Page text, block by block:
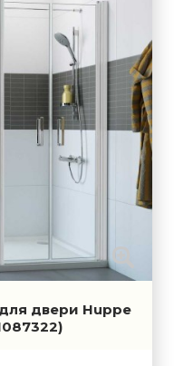
двери Huppe